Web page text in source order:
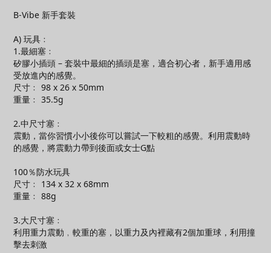
B-Vibe 新手套裝
A) 玩具﹕
1.最細塞﹕
矽膠小插頭 – 套裝中最細的插頭是塞，適合初心者，新手適用感
受放進內的感覺。
尺寸﹕ 98 x 26 x 50mm
重量﹕ 35.5g
2.中尺寸塞﹕
震動，當你習慣小小後你可以嘗試一下較粗的感覺。利用震動時
的感覺，將震動力帶到後面或女士G點
100％防水玩具
尺寸﹕ 134 x 32 x 68mm
重量﹕ 88g
3.大尺寸塞﹕
利用重力震動﹐較重的塞，以重力及內裡藏有2個加重球，利用撞
擊去刺激